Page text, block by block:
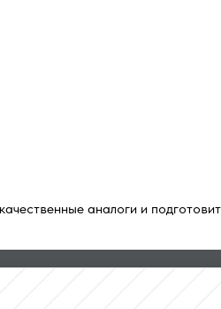
аналоги и